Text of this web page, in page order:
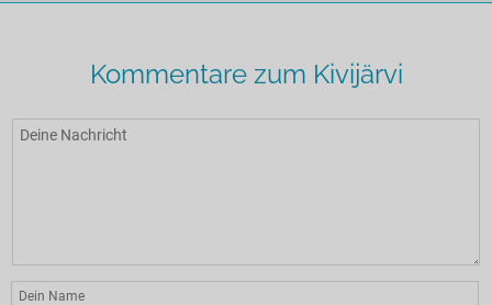
Kommentare zum Kivijärvi